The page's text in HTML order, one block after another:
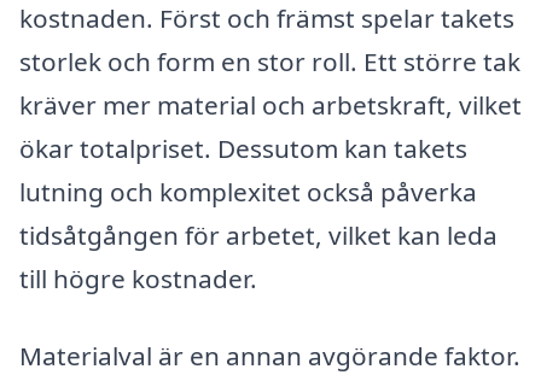
kostnaden. Först och främst spelar takets
storlek och form en stor roll. Ett större tak
kräver mer material och arbetskraft, vilket
ökar totalpriset. Dessutom kan takets
lutning och komplexitet också påverka
tidsåtgången för arbetet, vilket kan leda
till högre kostnader.
Materialval är en annan avgörande faktor.